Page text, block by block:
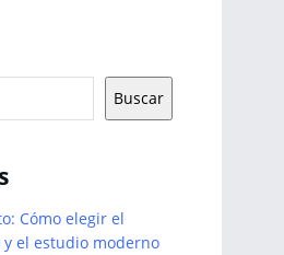
Buscar
Cómo elegir el
el estudio moderno